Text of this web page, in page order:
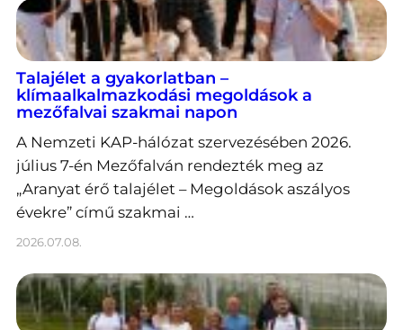
Talajélet a gyakorlatban –
klímaalkalmazkodási megoldások a
mezőfalvai szakmai napon
A Nemzeti KAP-hálózat szervezésében 2026.
július 7-én Mezőfalván rendezték meg az
„Aranyat érő talajélet – Megoldások aszályos
évekre” című szakmai …
2026.07.08.